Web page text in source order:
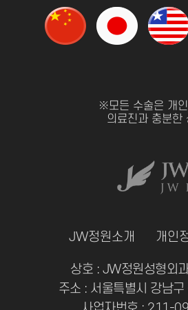
※모든 수술은 개
의료진과 충분
JW정원소개 개인
상호 : JW정원성형외
주소 : 서울특별시 강남